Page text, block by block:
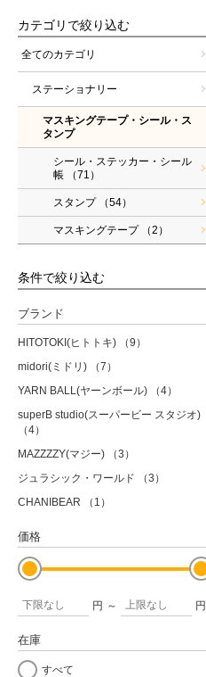
カテゴリで絞り込む
全てのカテゴリ
ステーショナリー
マスキングテープ・シール・ス
タンプ
シール・ステッカー・シール
帳
（71）
スタンプ （54）
マスキングテープ （2）
条件で絞り込む
ブランド
HITOTOKI(ヒトトキ)
（9）
midori(ミドリ)
（7）
YARN BALL(ヤーンボール)
（4）
superB studio(スーパービー スタジオ)
（4）
MAZZZZY(マジー)
（3）
ジュラシック・ワールド
（3）
CHANIBEAR
（1）
価格
円 ～ 円
在庫
すべて